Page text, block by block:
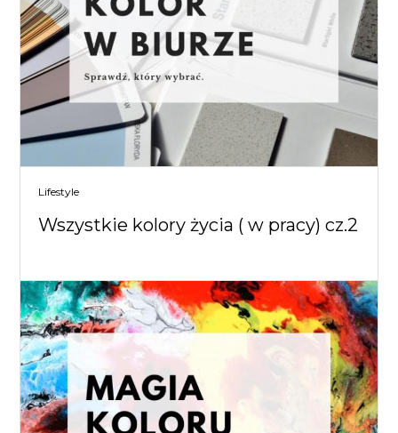
Lifestyle
Wszystkie kolory życia ( w pracy) cz.2